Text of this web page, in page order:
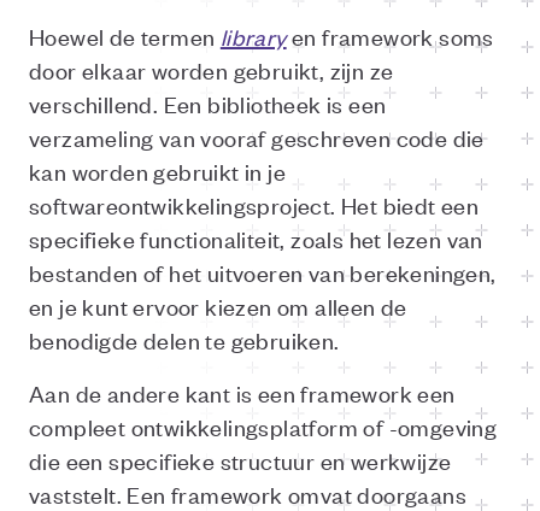
Hoewel de termen libraryen framework soms
door elkaar worden gebruikt, zijn ze
verschillend. Een bibliotheek is een
verzameling van vooraf geschreven code die
kan worden gebruikt in je
softwareontwikkelingsproject. Het biedt een
specifieke functionaliteit, zoals het lezen van
bestanden of het uitvoeren van berekeningen,
en je kunt ervoor kiezen om alleen de
benodigde delen te gebruiken.
Aan de andere kant is een framework een
compleet ontwikkelingsplatform of -omgeving
die een specifieke structuur en werkwijze
vaststelt. Een framework omvat doorgaans